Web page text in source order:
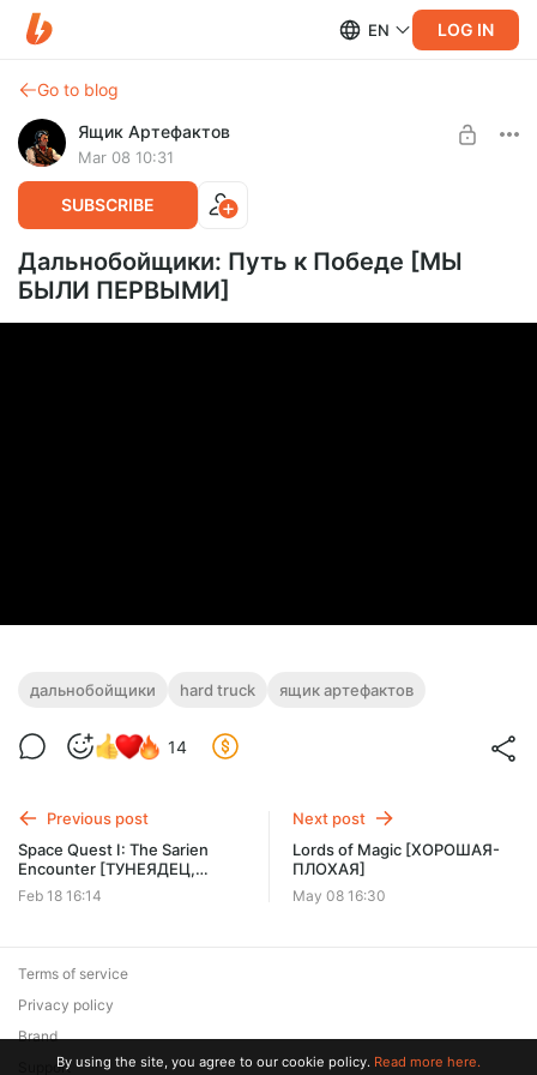
EN LOG IN
Go to blog
Ящик Артефактов
Mar 08 10:31
SUBSCRIBE
Дальнобойщики: Путь к Победе [МЫ
БЫЛИ ПЕРВЫМИ]
дальнобойщики hard truck ящик артефактов
14
Previous post
Space Quest I: The Sarien
Encounter [ТУНЕЯДЕЦ,
АЛКАШ, ГЕРОЙ]
Feb 18 16:14
Next post
Lords of Magic [ХОРОШАЯ-
ПЛОХАЯ]
May 08 16:30
Terms of service
Privacy policy
Brand
SupportBy using the site, you agree to our cookie policy. Read more here.